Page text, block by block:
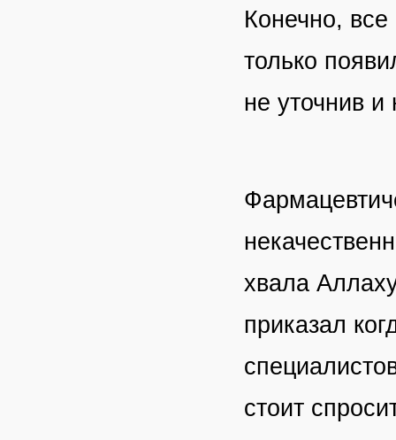
Конечно,
только
не уточнив
хвала
приказал
стоит